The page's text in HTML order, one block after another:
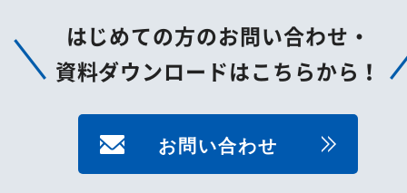
はじめての方のお問い合わせ・
資料ダウンロードはこちらから！
お問い合わせ